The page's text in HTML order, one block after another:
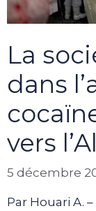
La
dans
vers
5 décembre
Par Houari A.